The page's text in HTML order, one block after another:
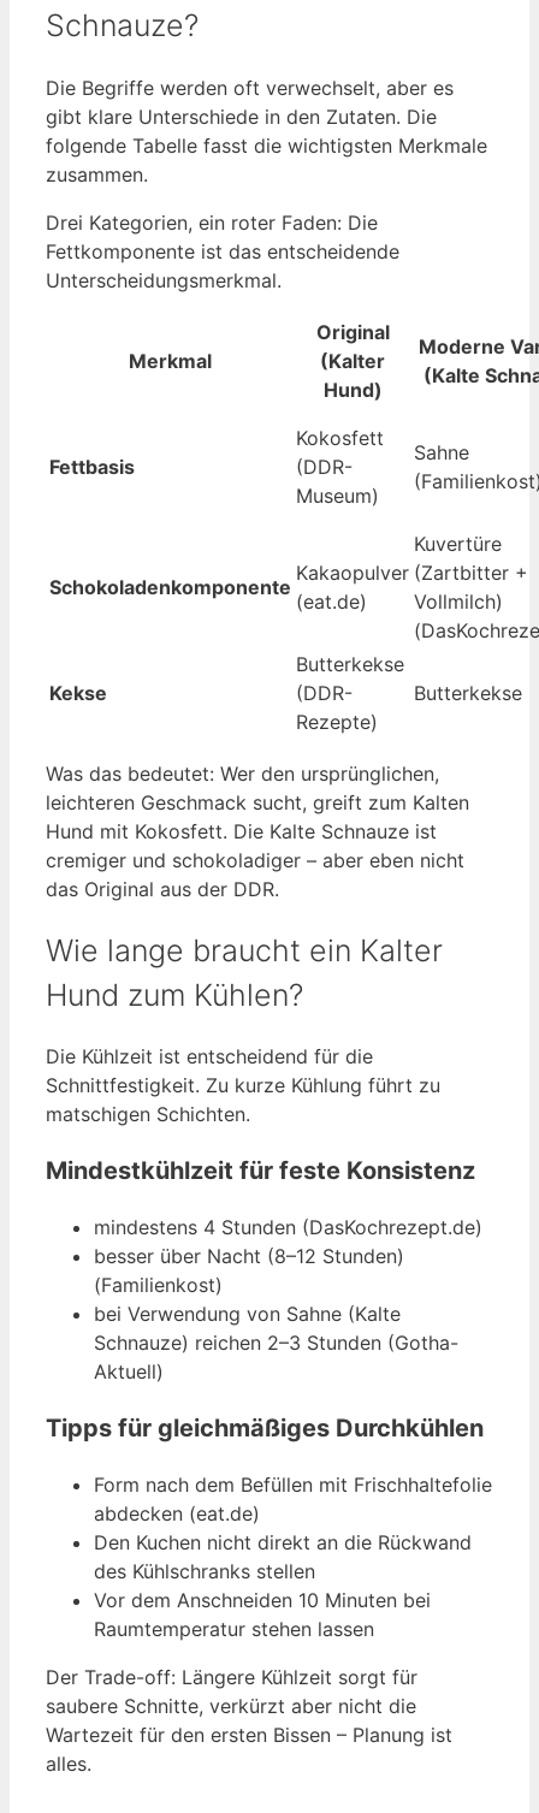
Schnauze?
Die Begriffe werden oft verwechselt, aber es
gibt klare Unterschiede in den Zutaten. Die
folgende Tabelle fasst die wichtigsten Merkmale
zusammen.
Drei Kategorien, ein roter Faden: Die
Fettkomponente ist das entscheidende
Unterscheidungsmerkmal.
Merkmal
Original
(Kalter
Hund)
Moderne
(Kalte
Fettbasis
Kokosfett
(DDR-
Museum)
Sahne
Schokoladenkomponente
Kakaopulver
(eat.de)
Kuvertüre
(Zartbitter +
Vollmilch)
Kekse
Butterkekse
(DDR-
Rezepte)
Butterkekse
Was das bedeutet: Wer den ursprünglichen,
leichteren Geschmack sucht, greift zum Kalten
Hund mit Kokosfett. Die Kalte Schnauze ist
cremiger und schokoladiger – aber eben nicht
das Original aus der DDR.
Wie lange braucht ein Kalter
Hund zum Kühlen?
Die Kühlzeit ist entscheidend für die
Schnittfestigkeit. Zu kurze Kühlung führt zu
matschigen Schichten.
Mindestkühlzeit für feste Konsistenz
mindestens 4 Stunden (DasKochrezept.de)
besser über Nacht (8–12 Stunden)
(Familienkost)
bei Verwendung von Sahne (Kalte
Schnauze) reichen 2–3 Stunden (Gotha-
Aktuell)
Tipps für gleichmäßiges Durchkühlen
Form nach dem Befüllen mit Frischhaltefolie
abdecken (eat.de)
Den Kuchen nicht direkt an die Rückwand
des Kühlschranks stellen
Vor dem Anschneiden 10 Minuten bei
Raumtemperatur stehen lassen
Der Trade-off: Längere Kühlzeit sorgt für
saubere Schnitte, verkürzt aber nicht die
Wartezeit für den ersten Bissen – Planung ist
alles.